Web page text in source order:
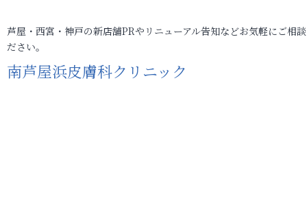
芦屋・西宮・神戸の新店舗PRやリニューアル告知などお気軽にご相
ださい。
南芦屋浜皮膚科クリニック